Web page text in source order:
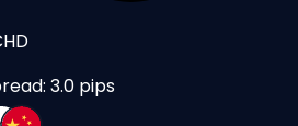
3.0 pips